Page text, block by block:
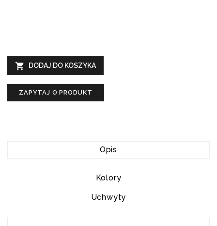
 DODAJ DO KOSZYKA
ZAPYTAJ O PRODUKT
Opis
Kolory
Uchwyty